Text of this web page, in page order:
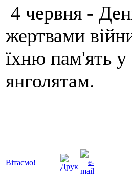
4 червня -
жертвами
їхню пам'ять у
янголятам.
Вітаємо!